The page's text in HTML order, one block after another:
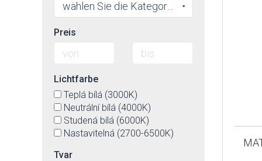
Preis
Lichtfarbe
Teplá bílá (3000K)
Neutrální bílá (4000K)
Studená bílá (6000K)
Nastavitelná (2700-6500K)
Tvar